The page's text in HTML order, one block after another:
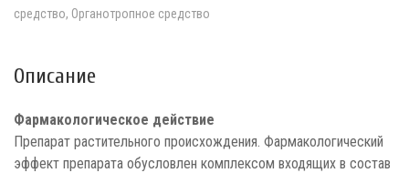
средство, Органотропное средство
Описание
Фармакологическое действие
Препарат растительного происхождения. Фармакологический
эффект препарата обусловлен комплексом входящих в состав